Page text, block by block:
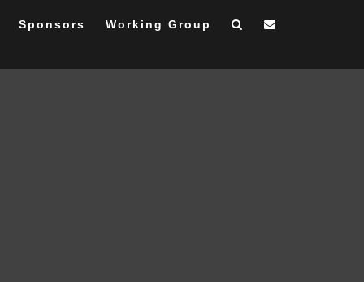
Sponsors Working Group